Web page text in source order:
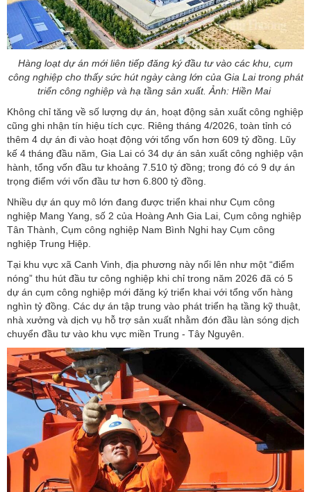
Hàng loạt dự án mới liên tiếp đăng ký đầu tư vào các khu, cụm
công nghiệp cho thấy sức hút ngày càng lớn của Gia Lai trong phát
triển công nghiệp và hạ tầng sản xuất. Ảnh: Hiền Mai
Không chỉ tăng về số lượng dự án, hoạt động sản xuất công nghiệp
cũng ghi nhận tín hiệu tích cực. Riêng tháng 4/2026, toàn tỉnh có
thêm 4 dự án đi vào hoạt động với tổng vốn hơn 609 tỷ đồng. Lũy
kế 4 tháng đầu năm, Gia Lai có 34 dự án sản xuất công nghiệp vận
hành, tổng vốn đầu tư khoảng 7.510 tỷ đồng; trong đó có 9 dự án
trọng điểm với vốn đầu tư hơn 6.800 tỷ đồng.
Nhiều dự án quy mô lớn đang được triển khai như Cụm công
nghiệp Mang Yang, số 2 của Hoàng Anh Gia Lai, Cụm công nghiệp
Tân Thành, Cụm công nghiệp Nam Bình Nghi hay Cụm công
nghiệp Trung Hiệp.
Tại khu vực xã Canh Vinh, địa phương này nổi lên như một “điểm
nóng” thu hút đầu tư công nghiệp khi chỉ trong năm 2026 đã có 5
dự án cụm công nghiệp mới đăng ký triển khai với tổng vốn hàng
nghìn tỷ đồng. Các dự án tập trung vào phát triển hạ tầng kỹ thuật,
nhà xưởng và dịch vụ hỗ trợ sản xuất nhằm đón đầu làn sóng dịch
chuyển đầu tư vào khu vực miền Trung - Tây Nguyên.